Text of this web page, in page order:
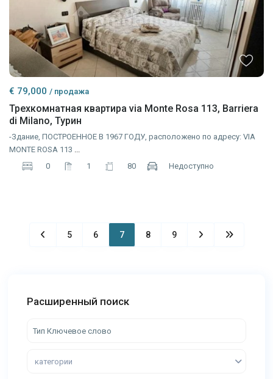
€ 79,000/ продажа
Трехкомнатная квартира via Monte Rosa 113, Barriera
di Milano, Турин
-Здание, ПОСТРОЕННОЕ В 1967 ГОДУ, расположено по адресу: VIA
MONTE ROSA 113 ...
0
1 80 Недоступно
5 6 7 8 9
Расширенный поиск
категории